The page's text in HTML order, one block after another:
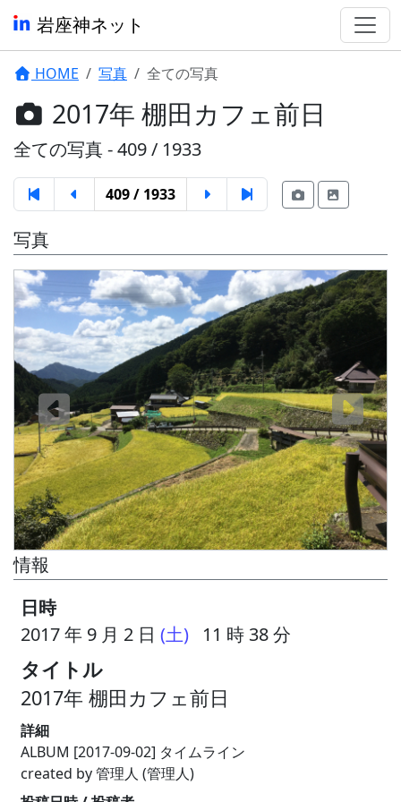
岩座神ネット
HOME 写真 全ての写真
2017年 棚田カフェ前日
全ての写真 - 409 / 1933
409 / 1933
写真
情報
日時
2017 年 9 月 2 日 (土) 11 時 38 分
タイトル
2017年 棚田カフェ前日
詳細
ALBUM [2017-09-02] タイムライン
created by 管理人 (管理人)